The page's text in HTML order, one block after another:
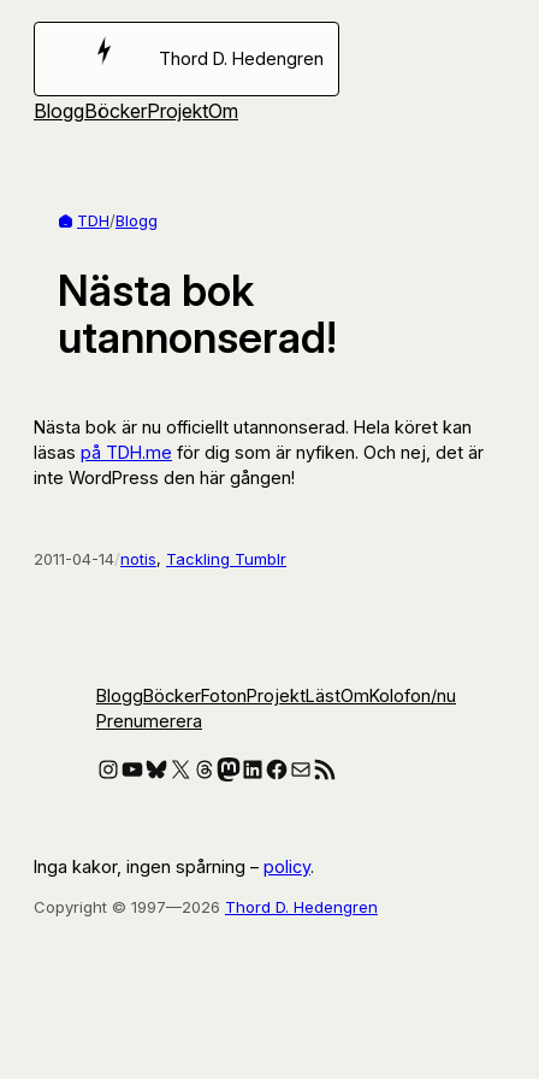
Hoppa
Thord D. Hedengren
BloggBöckerProjektOm
TDH/Blogg
Nästa bok
utannonserad!
Nästa bok är nu officiellt utannonserad. Hela köret kan
läsas på TDH.me för dig som är nyfiken. Och nej, det är
inte WordPress den här gången!
2011-04-14/notis, Tackling Tumblr
BloggBöckerFotonProjektLästOmKolofon/nu
Prenumerera
Instagram
YouTube
Bluesky
X Threads
Mastodon
LinkedIn
Facebook
E-postRSS-flöde
Inga kakor, ingen spårning – policy.
Copyright © 1997—2026 Thord D. Hedengren